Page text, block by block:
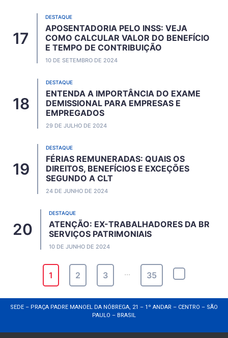
DESTAQUE
APOSENTADORIA PELO INSS: VEJA
COMO CALCULAR VALOR DO BENEFÍCIO
E TEMPO DE CONTRIBUIÇÃO
10 DE SETEMBRO DE 2024
DESTAQUE
ENTENDA A IMPORTÂNCIA DO EXAME
DEMISSIONAL PARA EMPRESAS E
EMPREGADOS
29 DE JULHO DE 2024
DESTAQUE
FÉRIAS REMUNERADAS: QUAIS OS
DIREITOS, BENEFÍCIOS E EXCEÇÕES
SEGUNDO A CLT
24 DE JUNHO DE 2024
DESTAQUE
ATENÇÃO: EX-TRABALHADORES DA BR
SERVIÇOS PATRIMONIAIS
10 DE JUNHO DE 2024
1 2 3 ... 35
SEDE – PRAÇA PADRE MANOEL DA NÓBREGA, 21 – 1º ANDAR – CENTRO – SÃO
PAULO – BRASIL